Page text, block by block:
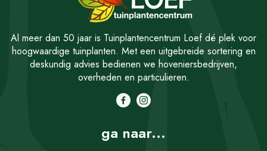
Al meer dan 50 jaar is Tuinplantencentrum Loef dé plek voor
hoogwaardige tuinplanten. Met een uitgebreide sortering en
deskundig advies bedienen we hoveniersbedrijven,
overheden en particulieren.
ga naar...